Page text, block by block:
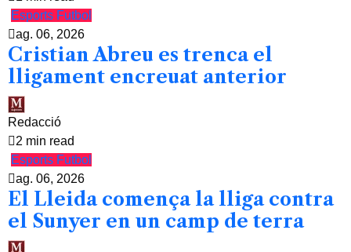
Esports Futbol
ag. 06, 2026
Cristian Abreu es trenca el
lligament encreuat anterior
Redacció
2 min read
Esports Futbol
ag. 06, 2026
El Lleida comença la lliga contra
el Sunyer en un camp de terra